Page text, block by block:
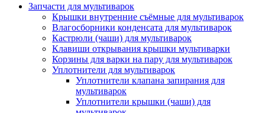
Запчасти для мультиварок
Крышки внутренние съёмные для мультиварок
Влагосборники конденсата для мультиварок
Кастрюли (чаши) для мультиварок
Клавиши открывания крышки мультиварки
Корзины для варки на пару для мультиварок
Уплотнители для мультиварок
Уплотнители клапана запирания для
мультиварок
Уплотнители крышки (чаши) для